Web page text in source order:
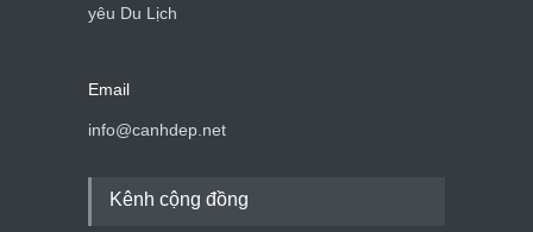
yêu Du Lịch
Email
info@canhdep.net
Kênh cộng đồng